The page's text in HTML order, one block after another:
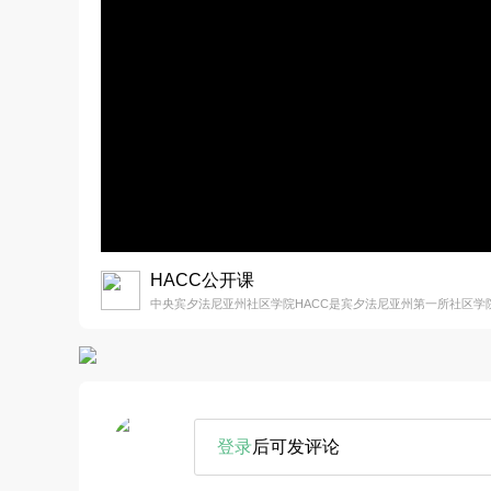
HACC公开课
中央宾夕法尼亚州社区学院HACC是宾夕法尼亚州第一所社区学
登录后可发评论